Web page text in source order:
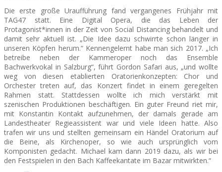
Die erste große Uraufführung fand vergangenes Frühjahr mit
TAG47 statt. Eine Digital Opera, die das Leben der
Protagonist*innen in der Zeit von Social Distancing behandelt und
damit sehr aktuell ist. „Die Idee dazu schwirrte schon länger in
unseren Köpfen herum.“ Kennengelernt habe man sich 2017. „Ich
betreibe neben der Kammeroper noch das Ensemble
Bachwerkvokal in Salzburg“, führt Gordon Safari aus, „und wollte
weg von diesen etablierten Oratorienkonzepten: Chor und
Orchester treten auf, das Konzert findet in einem geregelten
Rahmen statt. Stattdessen wollte ich mich verstärkt mit
szenischen Produktionen beschäftigen. Ein guter Freund riet mir,
mit Konstantin Kontakt aufzunehmen, der damals gerade am
Landestheater Regieassistent war und viele Ideen hatte. Also
trafen wir uns und stellten gemeinsam ein Händel Oratorium auf
die Beine, als Kirchenoper, so wie auch ursprünglich vom
Komponisten gedacht. Michael kam dann 2019 dazu, als wir bei
den Festspielen in den Bach Kaffeekantate im Bazar mitwirkten.“